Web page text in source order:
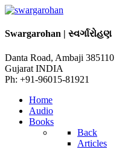
Swargarohan | સ્વર્ગારોહણ
Danta Road, Ambaji 385110
Gujarat INDIA
Ph: +91-96015-81921
Home
Audio
Books
Back
Articles